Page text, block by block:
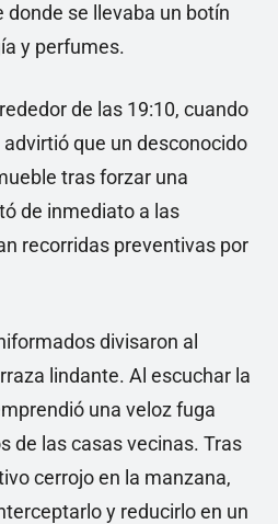
donde se llevaba un botín
y perfumes.
de las 19:10, cuando
que un desconocido
tras forzar una
de inmediato a las
recorridas preventivas por
divisaron al
lindante. Al escuchar la
una veloz fuga
de las casas vecinas. Tras
cerrojo en la manzana,
y reducirlo en un